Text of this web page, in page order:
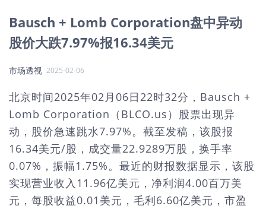
Bausch + Lomb Corporation盘中异动
股价大跌7.97%报16.34美元
市场透视 2025-02-06
北京时间2025年02月06日22时32分，Bausch +
Lomb Corporation（BLCO.us）股票出现异
动，股价急速跳水7.97%。截至发稿，该股报
16.34美元/股，成交量22.9289万股，换手率
0.07%，振幅1.75%。最近的财报数据显示，该股
实现营业收入11.96亿美元，净利润4.00百万美
元，每股收益0.01美元，毛利6.60亿美元，市盈